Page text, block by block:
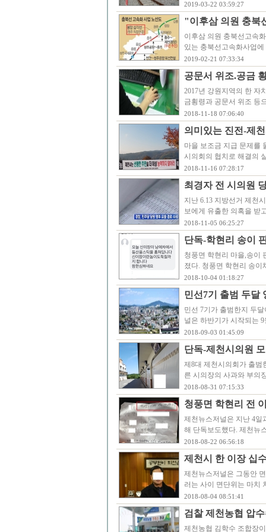
2019-03-22 03:59:27
"이후삼 의원 충북
이후삼 의원 충북선고속
있는 충북선고속화사업
2019-02-21 07:33:34
공문서 위조.공금
2017년 강원지역의 한 자
금횡령과 공문서 위조 등
2018-11-18 07:06:40
의미있는 진전-제
마을 보조금 지급 문제를
시의회의 협치로 해결의
2018-11-16 07:28:17
최경자 전 시의원
지난 6.13 지방선거 제천
보에게 유출한 의혹을 받
2018-11-05 06:25:27
단독-학현리 송이
청풍면 학현리 마을,송이
졌다. 청풍면 학현리 송
2018-10-04 01:18:27
민선7기 출범 두
민선 7기가 출범한지 두
널은 하반기가 시작되는
2018-09-03 01:45:09
단독-제천시의원
제8대 제천시의회가 출범
른 시의장의 사과와 부의
2018-08-31 07:15:33
청풍면 학현리 전
제천뉴스저널은 지난 4일
해 단독보도했다. 제천뉴
2018-08-22 06:56:18
제천시 한 이장 십
제천뉴스저널은 그동안
러는 사이 면단위는 마치
2018-08-04 08:51:41
검찰 제천농협 압
제천농협 김학수 조합장